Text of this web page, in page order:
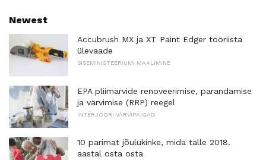
Newest
Accubrush MX ja XT Paint Edger tööriista
ülevaade
SISEMINISTEERIUMI MAALIMINE
EPA pliimärvide renoveerimise, parandamise
ja värvimise (RRP) reegel
INTERJÖÖRI VÄRVIPAIGAD
10 parimat jõulukinke, mida talle 2018.
aastal osta osta